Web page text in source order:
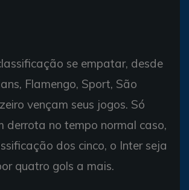
se empatar, desde
Flamengo, Sport, São
vençam seus jogos. Só
derrota no tempo normal caso,
dos cinco, o Inter seja
quatro gols a mais.